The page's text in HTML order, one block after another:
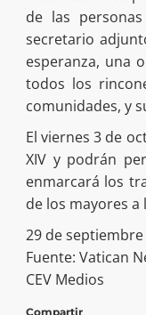
de las
secretario
esperanza, una
todos los
comunidades, y
El viernes 3 de
XIV y podrán
enmarcará los
de los mayores
29 de septiembre
Fuente: Vatican
CEV Medios
Compartir